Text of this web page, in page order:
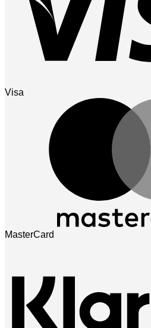
Visa
MasterCard